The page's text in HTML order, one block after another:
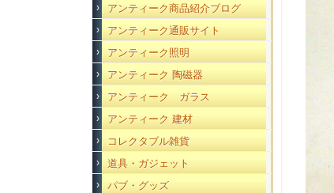
アンティーク商品紹介ブログ
アンティーク通販サイト
アンティーク照明
アンティーク 陶磁器
アンティーク ガラス
アンティーク 建材
コレクタブル雑貨
道具・ガジェット
パブ・グッズ